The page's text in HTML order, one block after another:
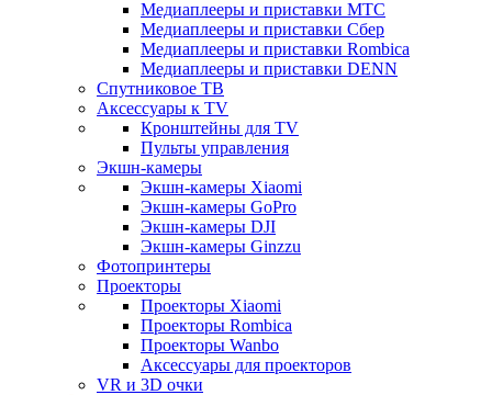
Медиаплееры и приставки МТС
Медиаплееры и приставки Сбер
Медиаплееры и приставки Rombica
Медиаплееры и приставки DENN
Спутниковое ТВ
Аксессуары к TV
Кронштейны для TV
Пульты управления
Экшн-камеры
Экшн-камеры Xiaomi
Экшн-камеры GoPro
Экшн-камеры DJI
Экшн-камеры Ginzzu
Фотопринтеры
Проекторы
Проекторы Xiaomi
Проекторы Rombica
Проекторы Wanbo
Аксессуары для проекторов
VR и 3D очки